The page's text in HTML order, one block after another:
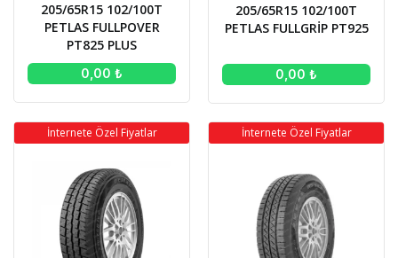
205/65R15 102/100T
PETLAS FULLPOVER
PT825 PLUS
0,00 ₺
205/65R15 102/100T
PETLAS FULLGRİP PT925
0,00 ₺
İnternete Özel Fiyatlar İnternete Özel Fiyatlar